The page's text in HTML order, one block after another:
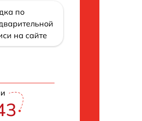
по
на сайте